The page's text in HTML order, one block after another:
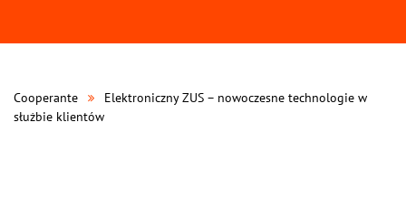
Cooperante
Elektroniczny ZUS – nowoczesne technologie w
służbie klientów